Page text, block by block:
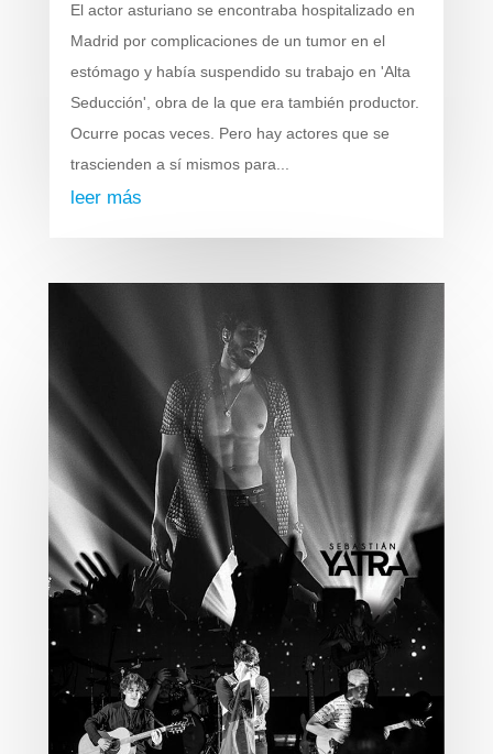
El actor asturiano se encontraba hospitalizado en
Madrid por complicaciones de un tumor en el
estómago y había suspendido su trabajo en 'Alta
Seducción', obra de la que era también productor.
Ocurre pocas veces. Pero hay actores que se
trascienden a sí mismos para...
leer más